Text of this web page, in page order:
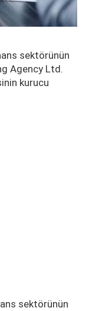
sektörünün
Agency Ltd.
kurucu
sektörünün